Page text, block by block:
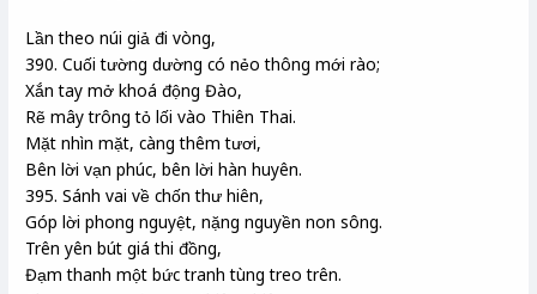
Lần theo núi giả đi vòng,
390. Cuối tường dường có nẻo thông mới rào;
Xắn tay mở khoá động Đào,
Rẽ mây trông tỏ lối vào Thiên Thai.
Mặt nhìn mặt, càng thêm tươi,
Bên lời vạn phúc, bên lời hàn huyên.
395. Sánh vai về chốn thư hiên,
Góp lời phong nguyệt, nặng nguyền non sông.
Trên yên bút giá thi đồng,
Đạm thanh một bức tranh tùng treo trên.